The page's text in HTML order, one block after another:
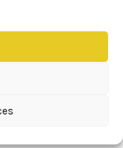
en vigueur
pour frais de
aura le
dues.